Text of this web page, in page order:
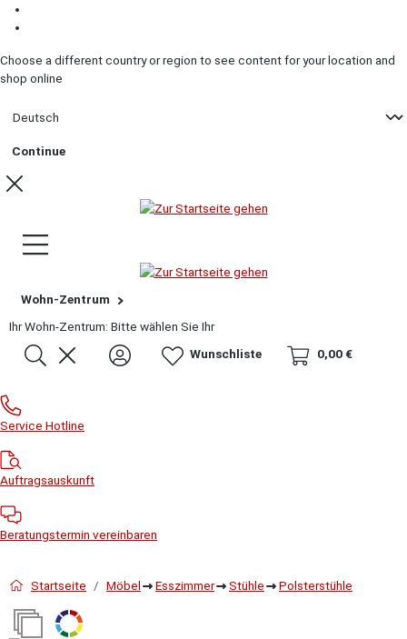
Choose a different country or region to see content for your location and
shop online
Continue
Wohn-Zentrum
Ihr Wohn-Zentrum: Bitte wählen Sie Ihr
Wunschliste
0,00 €
Service Hotline
Auftragsauskunft
Beratungstermin vereinbaren
Startseite Möbel Esszimmer Stühle Polsterstühle
Bildergalerie überspringen